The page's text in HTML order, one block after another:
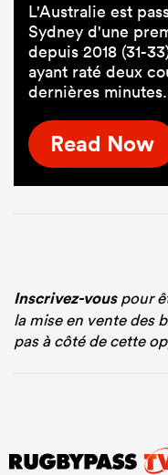
L'Australie est
Sydney d'une
depuis 2018 (31-
ayant raté deux
dernières minutes.
Read Now
Inscrivez-vouspour
la mise en vente des
pas à côté de cette